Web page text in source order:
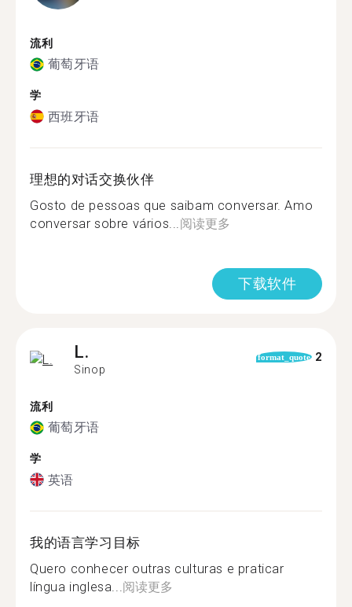
流利
葡萄牙语
学
西班牙语
理想的对话交换伙伴
Gosto de pessoas que saibam conversar. Amo
conversar sobre vários... 阅读更多
下载软件
L.
Sinop
format_quote 2
流利
葡萄牙语
学
英语
我的语言学习目标
Quero conhecer outras culturas e praticar
língua inglesa... 阅读更多